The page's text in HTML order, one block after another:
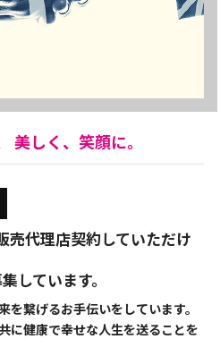
美しく、笑顔に。
売代理店契約していただけ
しています。
繋げるお手伝いをしています。
に健康で幸せな人生を送ることを